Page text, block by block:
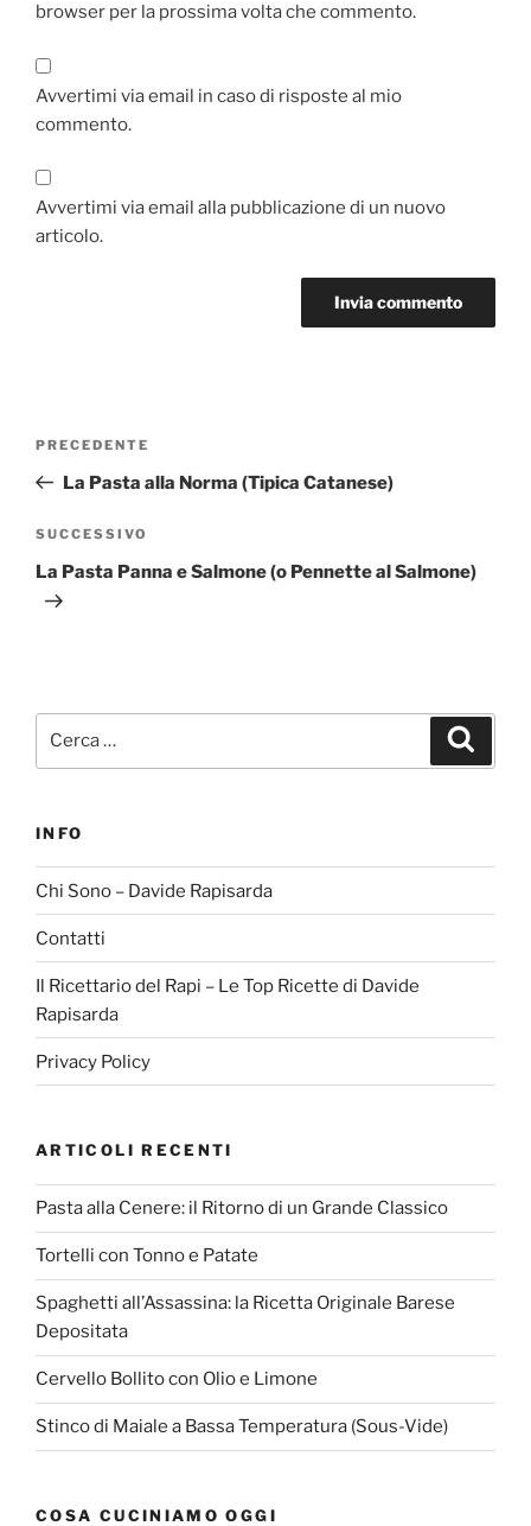
browser per la prossima volta che commento.
Avvertimi via email in caso di risposte al mio
commento.
Avvertimi via email alla pubblicazione di un nuovo
articolo.
Articolo
precedente:
PRECEDENTE
La Pasta alla Norma (Tipica Catanese)
Articolo
successivo
SUCCESSIVO
La Pasta Panna e Salmone (o Pennette al Salmone)
INFO
Chi Sono – Davide Rapisarda
Contatti
Il Ricettario del Rapi – Le Top Ricette di Davide
Rapisarda
Privacy Policy
ARTICOLI RECENTI
Pasta alla Cenere: il Ritorno di un Grande Classico
Tortelli con Tonno e Patate
Spaghetti all’Assassina: la Ricetta Originale Barese
Depositata
Cervello Bollito con Olio e Limone
Stinco di Maiale a Bassa Temperatura (Sous-Vide)
COSA CUCINIAMO OGGI